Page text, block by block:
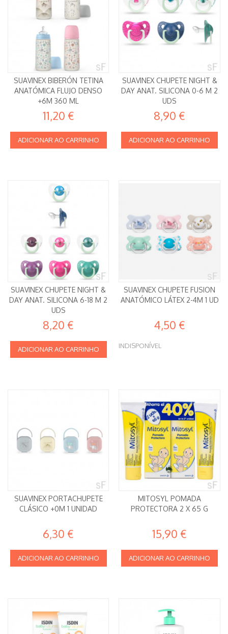
SUAVINEX BIBERÓN TETINA
ANATÓMICA FLUJO DENSO
+6M 360 ML
11,20 €
ADICIONAR AO CARRINHO
SUAVINEX CHUPETE NIGHT &
DAY ANAT. SILICONA 0-6 M 2
UDS
8,90 €
ADICIONAR AO CARRINHO
SUAVINEX CHUPETE NIGHT &
DAY ANAT. SILICONA 6-18 M 2
UDS
8,20 €
ADICIONAR AO CARRINHO
SUAVINEX CHUPETE FUSION
ANATÓMICO LÁTEX 2-4M 1 UD
4,50 €
INDISPONÍVEL
SUAVINEX PORTACHUPETE
CLÁSICO +0M 1 UNIDAD
6,30 €
ADICIONAR AO CARRINHO
MITOSYL POMADA
PROTECTORA 2 X 65 G
15,90 €
ADICIONAR AO CARRINHO